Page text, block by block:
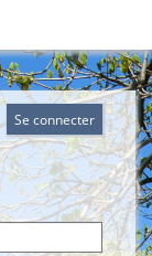
Se connecter